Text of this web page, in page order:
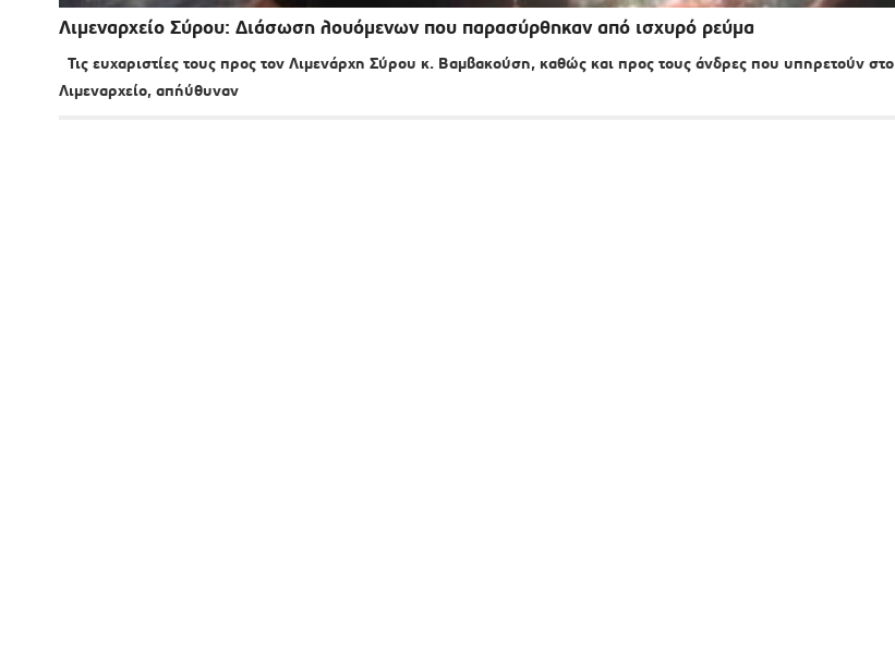
Λιμεναρχείο Σύρου: Διάσωση λουόμενων που παρασύρθηκαν από ισχυρό ρεύμα
Τις ευχαριστίες τους προς τον Λιμενάρχη Σύρου κ. Βαμβακούση, καθώς και προς τους άνδρες που υπηρετούν στο
Λιμεναρχείο, απήύθυναν